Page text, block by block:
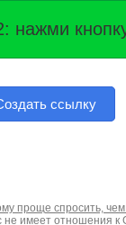
нажми
ссылку
проще спросить, чем
не имеет отношения